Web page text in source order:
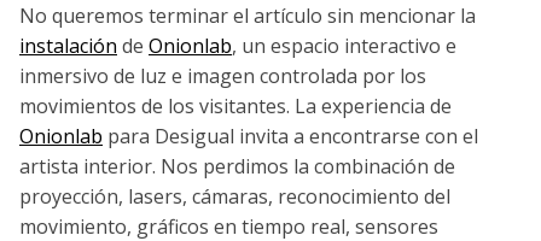
No queremos terminar el artículo sin mencionar la
instalación de Onionlab, un espacio interactivo e
inmersivo de luz e imagen controlada por los
movimientos de los visitantes. La experiencia de
Onionlab para Desigual invita a encontrarse con el
artista interior. Nos perdimos la combinación de
proyección, lasers, cámaras, reconocimiento del
movimiento, gráficos en tiempo real, sensores